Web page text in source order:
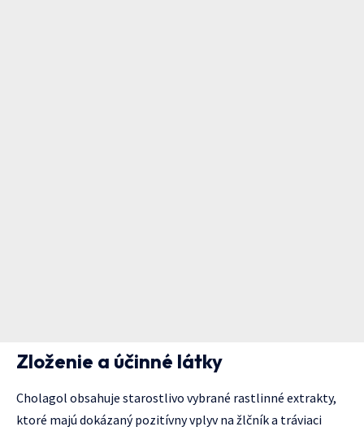
Zloženie a účinné látky
Cholagol obsahuje starostlivo vybrané rastlinné extrakty,
ktoré majú dokázaný pozitívny vplyv na žlčník a tráviaci